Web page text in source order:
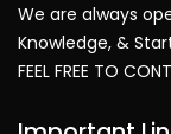
We are always
Knowledge, &
FEEL FREE TO